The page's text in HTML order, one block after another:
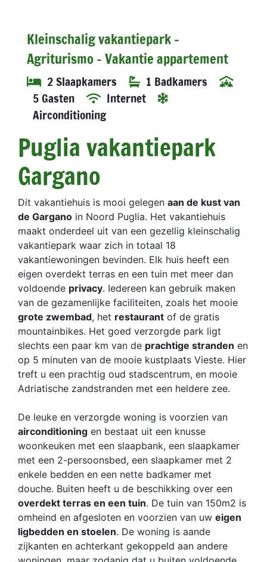
Kleinschalig vakantiepark -
Agriturismo - Vakantie appartement
2 Slaapkamers
1 Badkamers
5 Gasten
Internet
Airconditioning
Puglia vakantiepark
Gargano
Dit vakantiehuis is mooi gelegen aan de kust van
de Gargano in Noord Puglia. Het vakantiehuis
maakt onderdeel uit van een gezellig kleinschalig
vakantiepark waar zich in totaal 18
vakantiewoningen bevinden. Elk huis heeft een
eigen overdekt terras en een tuin met meer dan
voldoende privacy. Iedereen kan gebruik maken
van de gezamenlijke faciliteiten, zoals het mooie
grote zwembad, het restaurant of de gratis
mountainbikes. Het goed verzorgde park ligt
slechts een paar km van de prachtige stranden en
op 5 minuten van de mooie kustplaats Vieste. Hier
treft u een prachtig oud stadscentrum, en mooie
Adriatische zandstranden met een heldere zee.
De leuke en verzorgde woning is voorzien van
airconditioning en bestaat uit een knusse
woonkeuken met een slaapbank, een slaapkamer
met een 2-persoonsbed, een slaapkamer met 2
enkele bedden en een nette badkamer met
douche. Buiten heeft u de beschikking over een
overdekt terras en een tuin. De tuin van 150m2 is
omheind en afgesloten en voorzien van uw eigen
ligbedden en stoelen. De woning is aande
zijkanten en achterkant gekoppeld aan andere